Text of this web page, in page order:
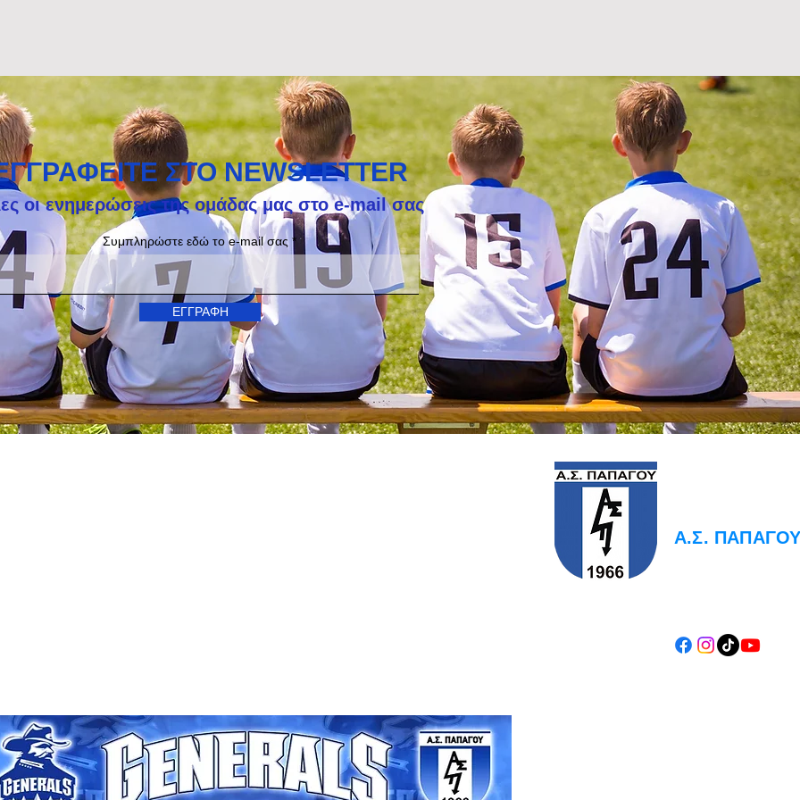
ΣΤΟ NEWSLETTER
Συμπληρώστε εδώ το e-mail σας
ΕΓΓΡΑΦΗ
οι ενημερώσεις της ομάδας μας στο e-mail σας
Α.Σ.